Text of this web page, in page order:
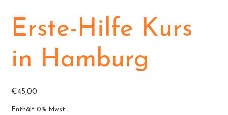
Hier geht's zum E-Learning
Erste-Hilfe Kurs
in Hamburg
€45,00
Enthält 0% Mwst.